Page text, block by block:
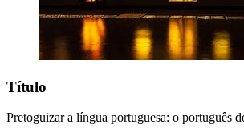
Título
Pretoguizar a língua portuguesa: o português